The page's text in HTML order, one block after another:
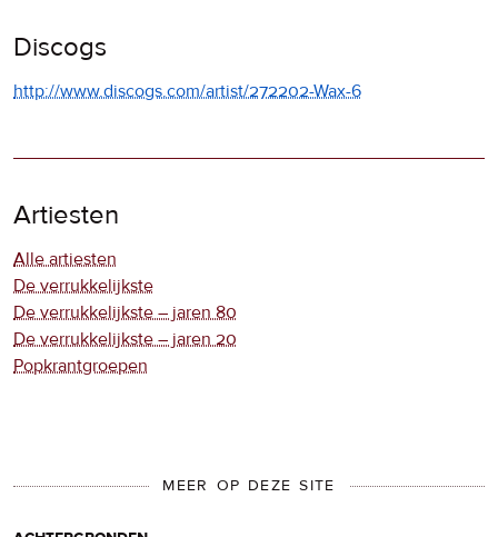
Discogs
http://www.discogs.com/artist/272202-Wax-6
Artiesten
Alle artiesten
De verrukkelijkste
De verrukkelijkste – jaren 80
De verrukkelijkste – jaren 20
Popkrantgroepen
MEER OP DEZE SITE